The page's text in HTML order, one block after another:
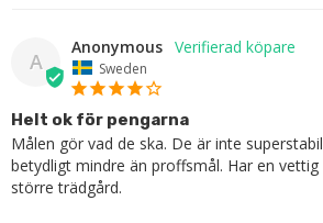
A
Anonymous
Sweden
Helt ok för pengarna
Målen gör vad de ska. De är inte
betydligt mindre än proffsmål. Har en
större trädgård.